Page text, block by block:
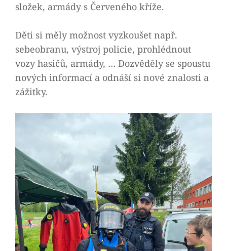
složek, armády s Červeného kříže.
Děti si měly možnost vyzkoušet např.
sebeobranu, výstroj policie, prohlédnout
vozy hasičů, armády, … Dozvěděly se spoustu
nových informací a odnáší si nové znalosti a
zážitky.